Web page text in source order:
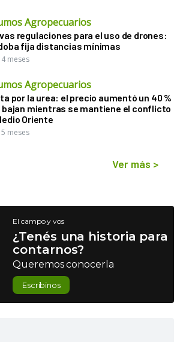
Agropecuarios
regulaciones para el uso de drones:
fija distancias mínimas
meses
Agropecuarios
por la urea: el precio aumentó un 40 %
bajan mientras se mantiene el conflicto
Oriente
meses
Ver más >
El campo y vos
¿Tenés una historia para
contarnos?
Queremos conocerla
Escribinos